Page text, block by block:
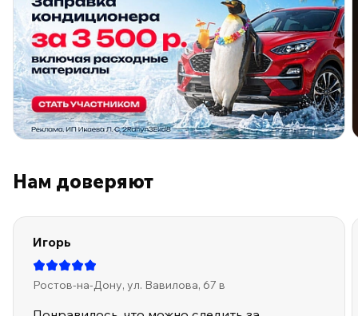
Нам доверяют
Игорь
Ростов-на-Дону, ул. Вавилова, 67 в